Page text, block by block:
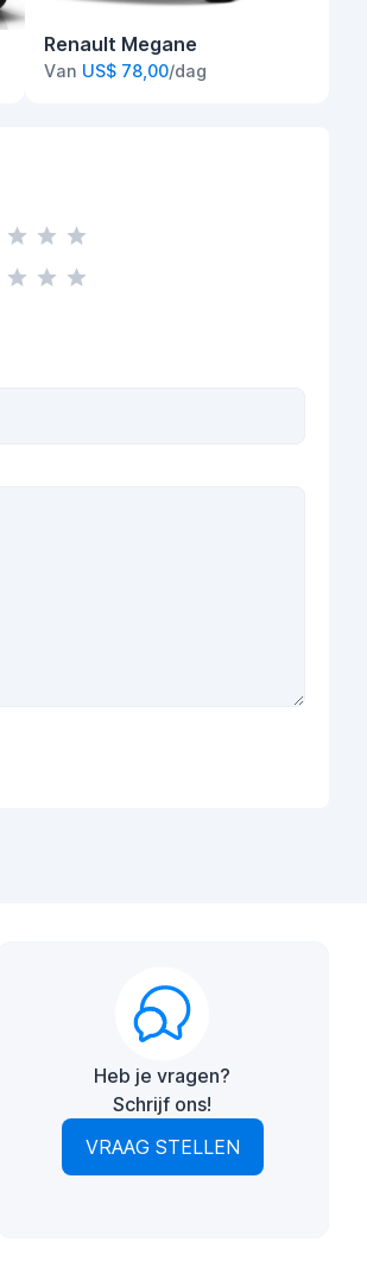
Renault Megane
Van US$ 78,00/dag
Heb je vragen?
Schrijf ons!
VRAAG STELLEN